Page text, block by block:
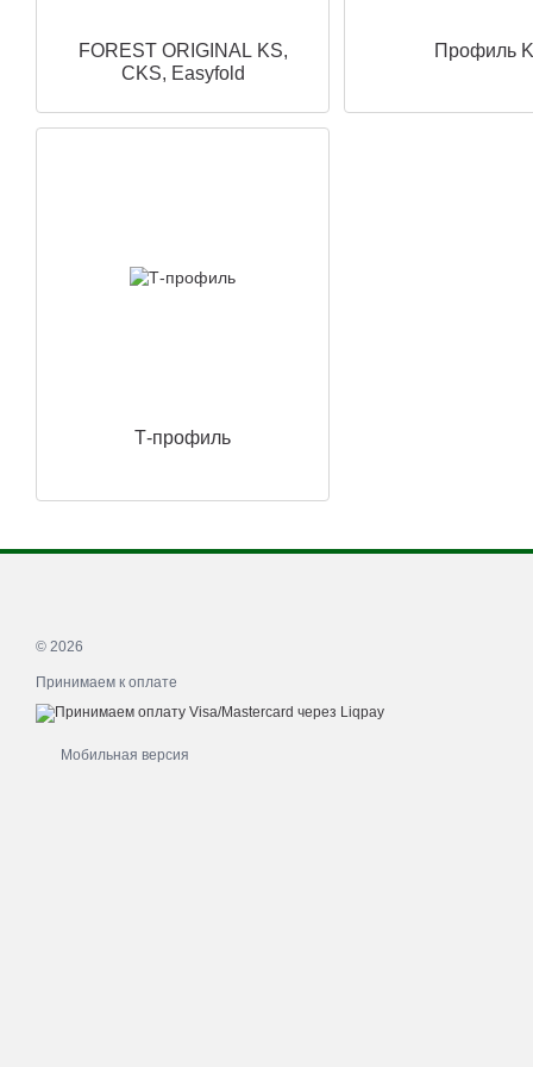
FOREST ORIGINAL KS,
CKS, Easyfold
Профиль
Т-профиль
© 2026
Принимаем к оплате
Мобильная версия